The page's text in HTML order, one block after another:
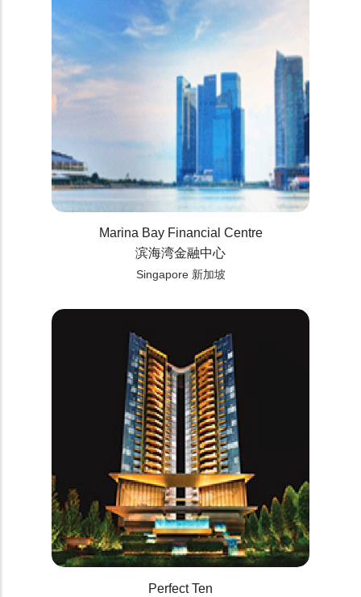
Marina Bay Financial Centre
滨海湾金融中心
Singapore 新加坡
Perfect Ten